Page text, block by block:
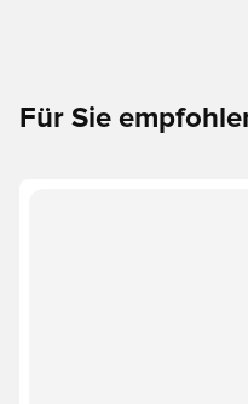
Für Sie